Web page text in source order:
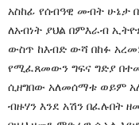
አስከፊ የሰብዓዊ መብት ሁኔታ
ለአብነት ያህል በምእራብ
ውስጥ ከእብድ ውሻ በከፉ
የሚፈጸመውን ግፍና ግድያ
ሲዘግበው አለመሰማቱ ወይም
ብዙሃን እንደ አሽን በፈሉበት